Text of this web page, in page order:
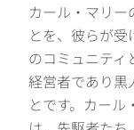
カール・マリ
とを、彼らが
のコミュニティ
経営者であり黒
とです。カー